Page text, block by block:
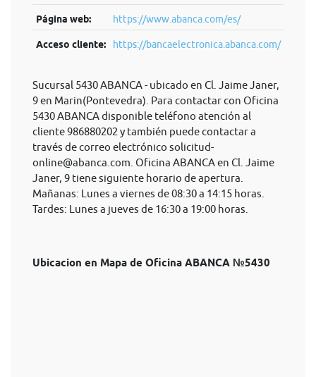
Página web: https://www.abanca.com/es/
Acceso cliente: https://bancaelectronica.abanca.com/
Sucursal 5430 ABANCA - ubicado en Cl. Jaime Janer,
9 en Marin(Pontevedra). Para contactar con Oficina
5430 ABANCA disponible teléfono atención al
cliente 986880202 y también puede contactar a
través de correo electrónico solicitud-
online@abanca.com . Oficina ABANCA en Cl. Jaime
Janer, 9 tiene siguiente horario de apertura.
Mañanas: Lunes a viernes de 08:30 a 14:15 horas.
Tardes: Lunes a jueves de 16:30 a 19:00 horas.
Ubicacion en Mapa de Oficina ABANCA №5430